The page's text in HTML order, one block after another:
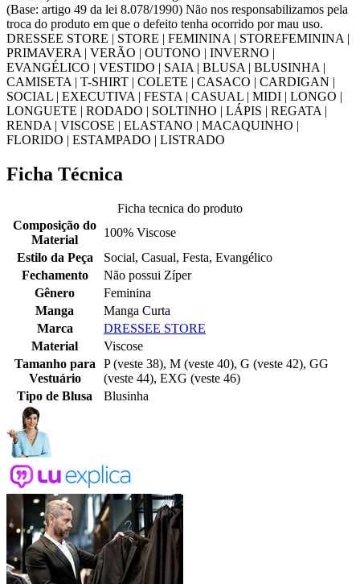
(Base: artigo 49 da lei 8.078/1990) Não nos responsabilizamos pela
troca do produto em que o defeito tenha ocorrido por mau uso.
DRESSEE STORE | STORE | FEMININA | STOREFEMININA |
PRIMAVERA | VERÃO | OUTONO | INVERNO |
EVANGÉLICO | VESTIDO | SAIA | BLUSA | BLUSINHA |
CAMISETA | T-SHIRT | COLETE | CASACO | CARDIGAN |
SOCIAL | EXECUTIVA | FESTA | CASUAL | MIDI | LONGO |
LONGUETE | RODADO | SOLTINHO | LÁPIS | REGATA |
RENDA | VISCOSE | ELASTANO | MACAQUINHO |
FLORIDO | ESTAMPADO | LISTRADO
Ficha Técnica
Ficha tecnica do produto
Composição do
Material
100% Viscose
Estilo da Peça
Social, Casual, Festa, Evangélico
Fechamento
Não possui Zíper
Gênero
Feminina
Manga
Manga Curta
Marca
DRESSEE STORE
Material
Viscose
Tamanho para
Vestuário
P (veste 38), M (veste 40), G (veste 42), GG
(veste 44), EXG (veste 46)
Tipo de Blusa
Blusinha